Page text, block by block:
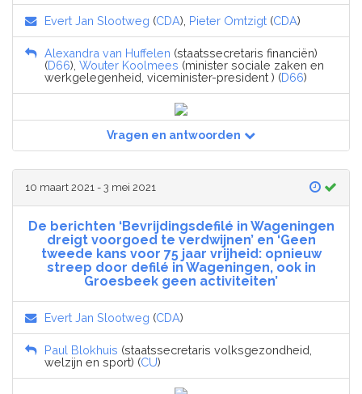
Evert Jan Slootweg (CDA), Pieter Omtzigt (CDA)
Alexandra van Huffelen (staatssecretaris financiën)
(D66), Wouter Koolmees (minister sociale zaken en
werkgelegenheid, viceminister-president ) (D66)
Vragen en antwoorden
10 maart 2021 - 3 mei 2021
De berichten ‘Bevrijdingsdefilé in Wageningen
dreigt voorgoed te verdwijnen’ en ‘Geen
tweede kans voor 75 jaar vrijheid: opnieuw
streep door defilé in Wageningen, ook in
Groesbeek geen activiteiten’
Evert Jan Slootweg (CDA)
Paul Blokhuis (staatssecretaris volksgezondheid,
welzijn en sport) (CU)